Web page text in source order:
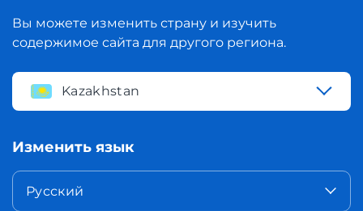
Вы можете изменить страну и изучить
содержимое сайта для другого региона.
Kazakhstan
Изменить язык
Русский